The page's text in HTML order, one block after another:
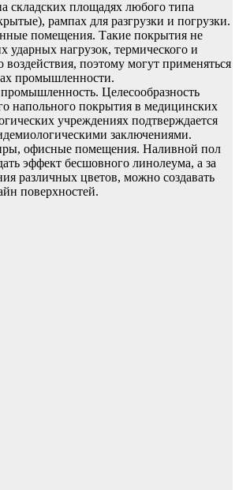
складских площадях любого типа
рампах для разгрузки и погрузки.
помещения. Такие покрытия не
ударных нагрузок, термического и
воздействия, поэтому могут применяться
промышленности.
Целесообразность
напольного покрытия в медицинских
учреждениях подтверждается
заключениями.
офисные помещения. Наливной пол
эффект бесшовного линолеума, а за
различных цветов, можно создавать
поверхностей.